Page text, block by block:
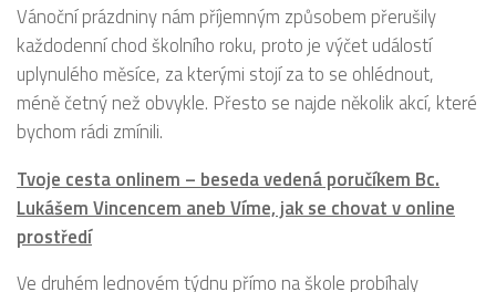
Vánoční prázdniny nám příjemným způsobem přerušily
každodenní chod školního roku, proto je výčet událostí
uplynulého měsíce, za kterými stojí za to se ohlédnout,
méně četný než obvykle. Přesto se najde několik akcí, které
bychom rádi zmínili.
Tvoje cesta onlinem – beseda vedená poručíkem Bc.
Lukášem Vincencem aneb Víme, jak se chovat v online
prostředí
Ve druhém lednovém týdnu přímo na škole probíhaly